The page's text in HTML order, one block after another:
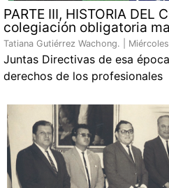
PARTE III, HISTORIA DEL
colegiación obligatoria
Tatiana Gutiérrez Wachong. |
Juntas Directivas de esa
derechos de los profesionales